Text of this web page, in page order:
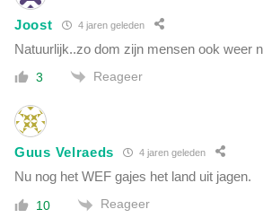
Joost 4 jaren geleden
Natuurlijk..zo dom zijn mensen ook weer
3 Reageer
Guus Velraeds 4 jaren geleden
Nu nog het WEF gajes het land uit jagen.
10 Reageer